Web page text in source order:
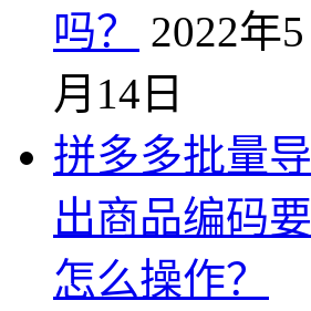
吗？
2022年5
月14日
拼多多批量导
出商品编码要
怎么操作？